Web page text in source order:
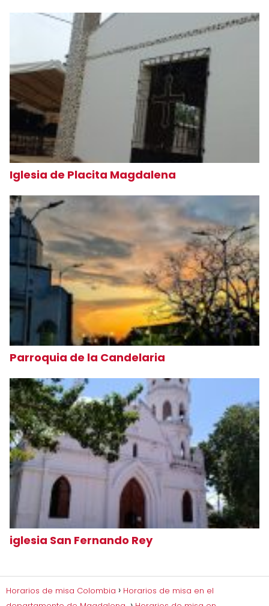
Iglesia de Placita Magdalena
Parroquia de la Candelaria
iglesia San Fernando Rey
Horarios de misa Colombia
Horarios de misa en el